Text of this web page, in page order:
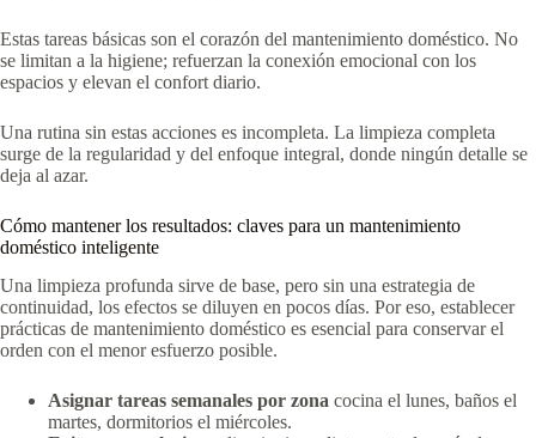
Estas tareas básicas son el corazón del mantenimiento doméstico. No
se limitan a la higiene; refuerzan la conexión emocional con los
espacios y elevan el confort diario.
Una rutina sin estas acciones es incompleta. La limpieza completa
surge de la regularidad y del enfoque integral, donde ningún detalle se
deja al azar.
Cómo mantener los resultados: claves para un mantenimiento
doméstico inteligente
Una limpieza profunda sirve de base, pero sin una estrategia de
continuidad, los efectos se diluyen en pocos días. Por eso, establecer
prácticas de mantenimiento doméstico es esencial para conservar el
orden con el menor esfuerzo posible.
Asignar tareas semanales por zona cocina el lunes, baños el
martes, dormitorios el miércoles.